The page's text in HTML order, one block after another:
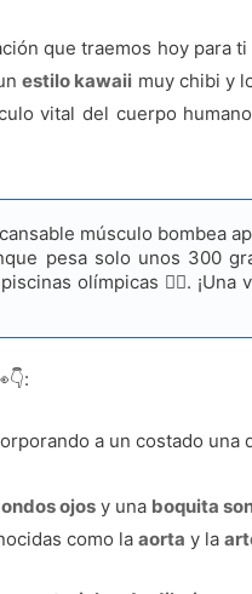
que traemos hoy para
estilo kawaii muy chibi y
vital del cuerpo
músculo bombea
pesa solo unos 300
olímpicas 🏊‍♂️. ¡Una
a un costado una
ojos y una boquita
como laaorta y la